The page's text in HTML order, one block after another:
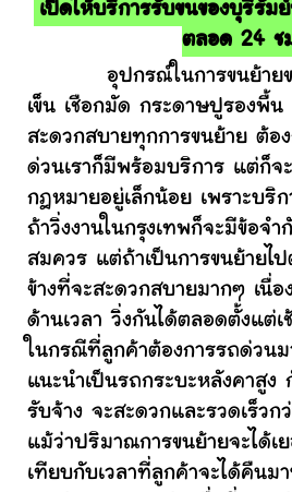
เปิดให้บริการรับขนของบุรีรั
ตลอด 24 ช
อุปกรณ์ในการขนย้ายขอ
เข็น เชือกมัด กระดาษปูรองพื้น
สะดวกสบายทุกการขนย้าย ต้อ
ด่วนเราก็มีพร้อมบริการ แต่ก็จะ
กฎหมายอยู่เล็กน้อย เพราะบริก
ถ้าวิ่งงานในกรุงเทพก็จะมีข้อจำ
สมควร แต่ถ้าเป็นการขนย้ายไ
ข้างที่จะสะดวกสบายมากๆ เนื่อ
ด้านเวลา วิ่งกันได้ตลอดตั้งแต่เ
ในกรณีที่ลูกค้าต้องการรถด่วนม
แนะนำเป็นรถกระบะหลังคาสู
รับจ้าง จะสะดวกและรวดเร็ว
แม้ว่าปริมาณการขนย้ายจะได้เ
เทียบกับเวลาที่ลูกค้าจะได้คืนม